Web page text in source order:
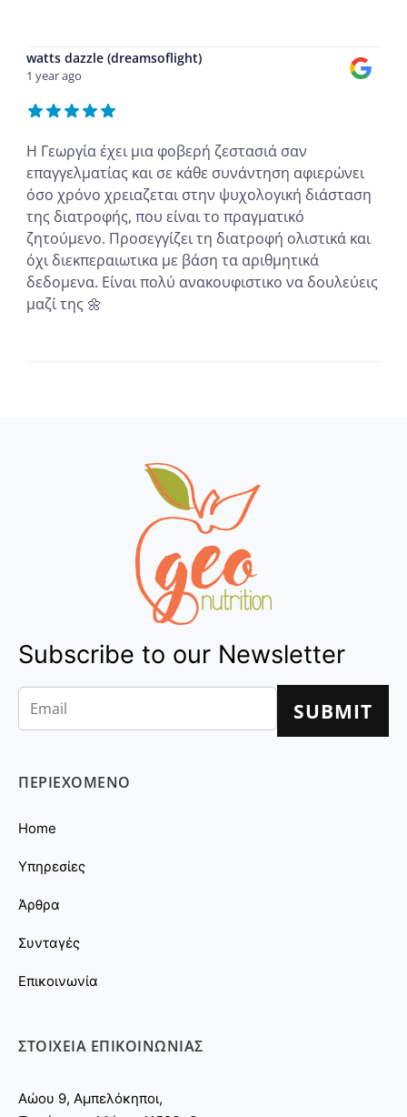
watts dazzle (dreamsoflight)
1 year ago
Η Γεωργία έχει μια φοβερή ζεστασιά σαν
επαγγελματίας και σε κάθε συνάντηση αφιερώνει
όσο χρόνο χρειαζεται στην ψυχολογική διάσταση
της διατροφής, που είναι το πραγματικό
ζητούμενο. Προσεγγίζει τη διατροφή ολιστικά και
όχι διεκπεραιωτικα με βάση τα αριθμητικά
δεδομενα. Είναι πολύ ανακουφιστικο να δουλεύεις
μαζί της 🌼
Subscribe to our Newsletter
ΠΕΡΙΕΧΟΜΕΝΟ
Home
Υπηρεσίες
Άρθρα
Συνταγές
Επικοινωνία
ΣΤΟΙΧΕΙΑ ΕΠΙΚΟΙΝΩΝΙΑΣ
Αώου 9, Αμπελόκηποι,